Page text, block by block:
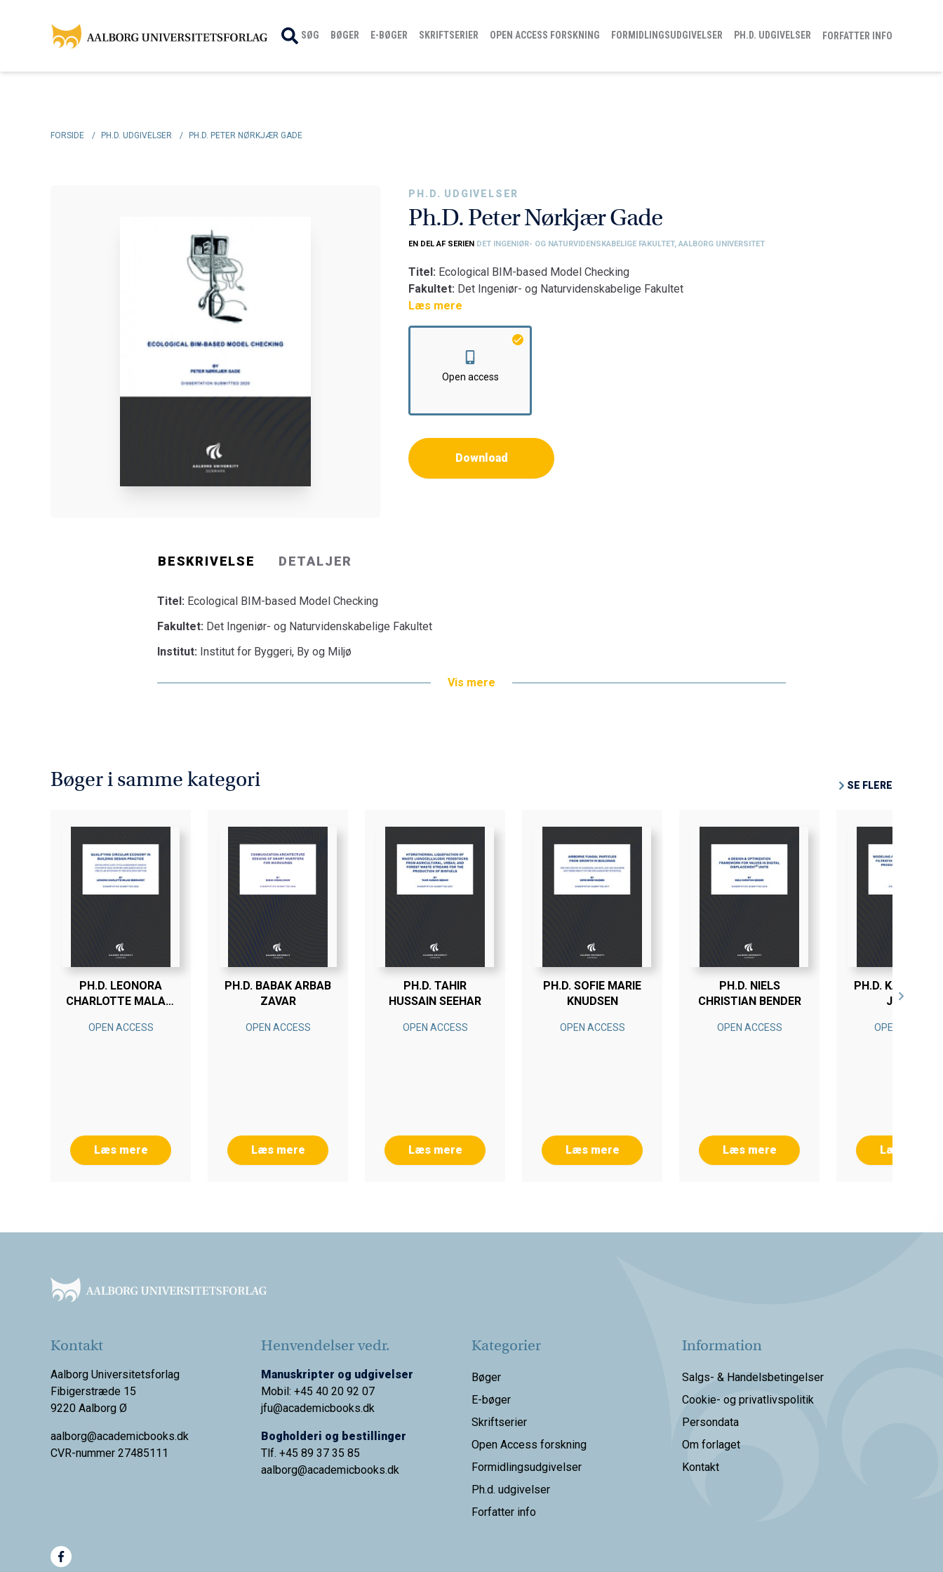
SØG BØGER E-BØGER SKRIFTSERIER OPEN ACCESS FORSKNING FORMIDLINGSUDGIVELSER PH.D. UDGIVELSER FORFATTER INFO
FORSIDE / PH.D. UDGIVELSER / PH.D. PETER NØRKJÆR GADE
PH.D. UDGIVELSER
Ph.D. Peter Nørkjær Gade
EN DEL AF SERIEN DET INGENIØR- OG NATURVIDENSKABELIGE FAKULTET, AALBORG UNIVERSITET
Titel: Ecological BIM-based Model Checking
Fakultet: Det Ingeniør- og Naturvidenskabelige Fakultet
Institut:Institut for Byggeri, By og Miljø
Læs mere
Open access
Download
BESKRIVELSE DETALJER
Titel: Ecological BIM-based Model Checking
Fakultet: Det Ingeniør- og Naturvidenskabelige Fakultet
Institut: Institut for Byggeri, By og Miljø
Vis mere
Bøger i samme kategori SE FLERE
PH.D. LEONORA
CHARLOTTE MALABI
OPEN ACCESS
Læs mere
PH.D. BABAK ARBAB
ZAVAR
OPEN ACCESS
Læs mere
PH.D. TAHIR
HUSSAIN SEEHAR
OPEN ACCESS
Læs mere
PH.D. SOFIE MARIE
KNUDSEN
OPEN ACCESS
Læs mere
PH.D. NIELS
CHRISTIAN BENDER
OPEN ACCESS
Læs mere
PH.D. KASPER
JEPSEN
OPEN ACCESS
Læs mere
Kontakt
Aalborg Universitetsforlag
Fibigerstræde 15
9220 Aalborg Ø
aalborg@academicbooks.dk
CVR-nummer 27485111
Henvendelser vedr.
Manuskripter og udgivelser
Mobil: +45 40 20 92 07
jfu@academicbooks.dk
Bogholderi og bestillinger
Tlf. +45 89 37 35 85
aalborg@academicbooks.dk
Kategorier
Bøger
E-bøger
Skriftserier
Open Access forskning
Formidlingsudgivelser
Ph.d. udgivelser
Forfatter info
Information
Salgs- & Handelsbetingelser
Cookie- og privatlivspolitik
Persondata
Om forlaget
Kontakt